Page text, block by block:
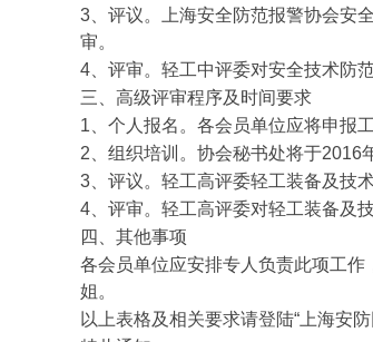
3 、评议。上海安全防范报警协会
审。
4 、评审。轻工中评委对安全技术防
三、高级评审程序及时间要求
1 、个人报名。各会员单位应将申报
2 、组织培训。协会秘书处将于2016
3 、评议。轻工高评委轻工装备及技
4 、评审。轻工高评委对轻工装备及
四、其他事项
各会员单位应安排专人负责此项工
姐。
以上表格及相关要求请登陆“上海安